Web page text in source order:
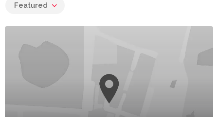
Featured